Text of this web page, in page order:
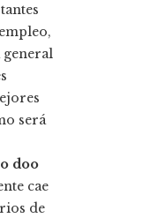
general
será
doo
cae
de